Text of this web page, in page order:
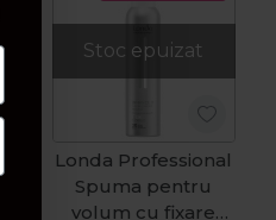
Stoc epuizat
Londa Professional
Spuma pentru
volum cu fixare